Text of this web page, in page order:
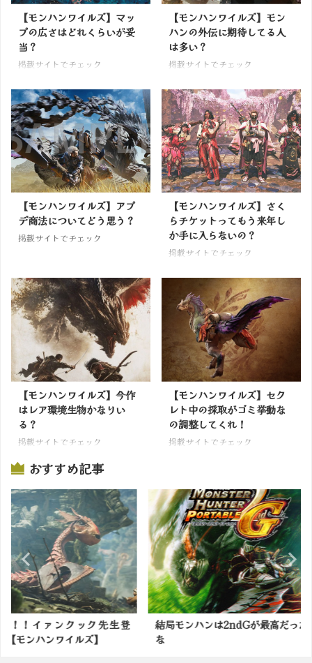
【モンハンワイルズ】マッ
プの広さはどれくらいが妥
当？
掲載サイトでチェック
【モンハンワイルズ】モン
ハンの外伝に期待してる人
は多い？
掲載サイトでチェック
【モンハンワイルズ】アプ
デ商法についてどう思う？
掲載サイトでチェック
【モンハンワイルズ】さく
らチケットってもう来年し
か手に入らないの？
掲載サイトでチェック
【モンハンワイルズ】今作
はレア環境生物かなりい
る？
掲載サイトでチェック
【モンハンワイルズ】セク
レト中の採取がゴミ挙動な
の調整してくれ！
掲載サイトでチェック
おすすめ記事
ク先生登
ズ】
結局モンハンは2ndGが最高だった
な
モンハンワ